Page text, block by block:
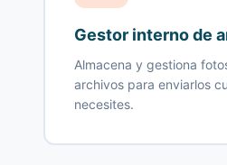
Gestor interno de
Almacena y gestiona
archivos para enviarlos
necesites.